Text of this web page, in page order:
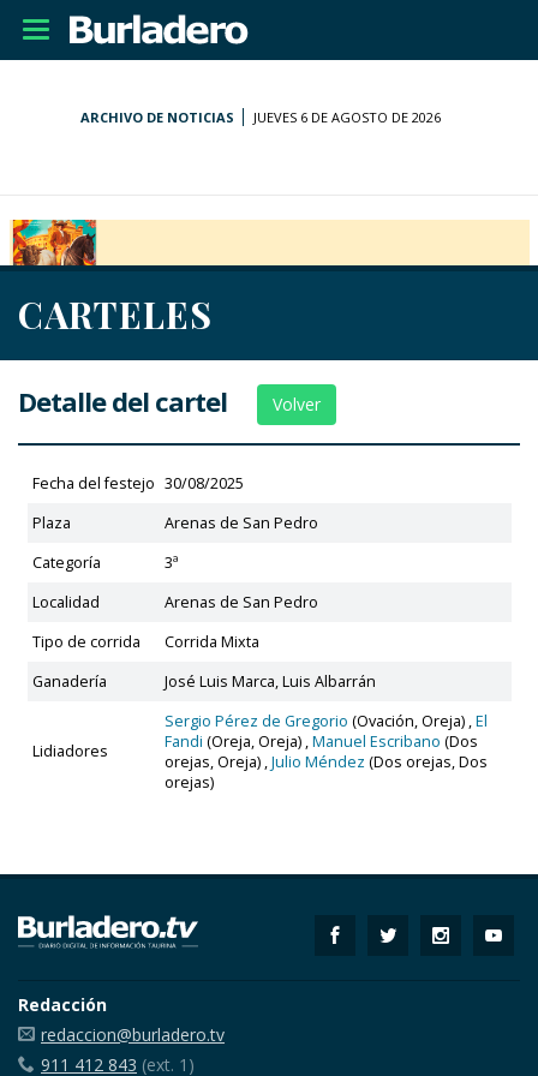
Desplegar
navegación
ARCHIVO DE NOTICIAS JUEVES 6 DE AGOSTO DE 2026
CARTELES
Detalle del cartel Volver
Fecha del festejo 30/08/2025
Plaza
Arenas de San Pedro
Categoría
3ª
Localidad
Arenas de San Pedro
Tipo de corrida
Corrida Mixta
Ganadería
José Luis Marca, Luis Albarrán
Lidiadores
Sergio Pérez de Gregorio (Ovación, Oreja) ,El
Fandi (Oreja, Oreja) ,Manuel Escribano (Dos
orejas, Oreja) ,Julio Méndez (Dos orejas, Dos
orejas)
Redacción
redaccion@burladero.tv
911 412 843 (ext. 1)